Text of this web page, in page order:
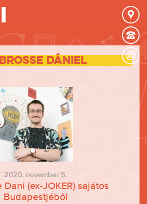
Dániel
2020. november 5.
Dani (ex-JOKER) sajátos
Budapestjéből